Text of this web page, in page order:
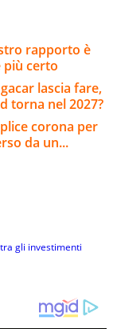
rapporto è
più certo
lascia fare,
torna nel 2027?
corona per
da un...
gli investimenti